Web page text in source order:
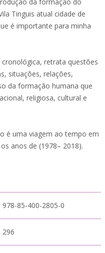
Tinguis atual cidade de
é importante para minha
retrata questões
situações, relações,
da formação humana que
religiosa, cultural e
é uma viagem ao tempo em
anos de (1978– 2018).
978-85-400-2805-0
296